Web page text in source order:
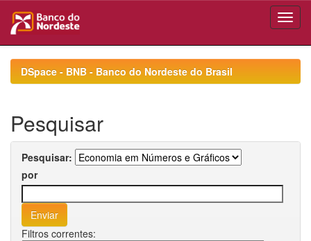
navigationDSpace - BNB - Banco do Nordeste do Brasil
Pesquisar
Pesquisar:
por
Filtros correntes: